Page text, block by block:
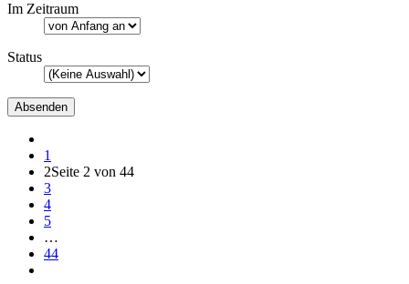
Im Zeitraum
Status
1
2Seite 2 von 44
3
4
5
…
44